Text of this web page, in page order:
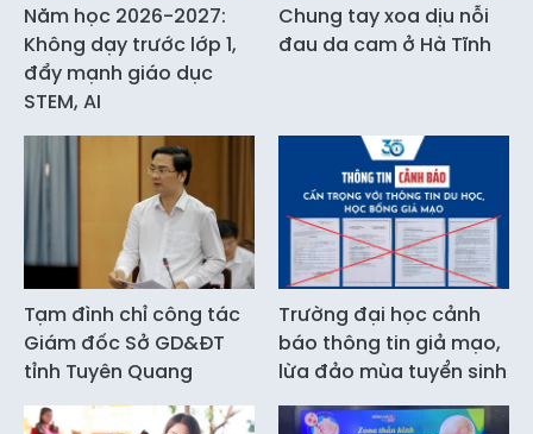
Năm học 2026-2027:
Không dạy trước lớp 1,
đẩy mạnh giáo dục
STEM, AI
Chung tay xoa dịu nỗi
đau da cam ở Hà Tĩnh
Tạm đình chỉ công tác
Giám đốc Sở GD&ĐT
tỉnh Tuyên Quang
Trường đại học cảnh
báo thông tin giả mạo,
lừa đảo mùa tuyển sinh